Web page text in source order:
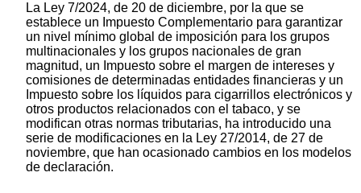
La Ley 7/2024, de 20 de diciembre, por la que se
establece un Impuesto Complementario para garantizar
un nivel mínimo global de imposición para los grupos
multinacionales y los grupos nacionales de gran
magnitud, un Impuesto sobre el margen de intereses y
comisiones de determinadas entidades financieras y un
Impuesto sobre los líquidos para cigarrillos electrónicos y
otros productos relacionados con el tabaco, y se
modifican otras normas tributarias, ha introducido una
serie de modificaciones en la Ley 27/2014, de 27 de
noviembre, que han ocasionado cambios en los modelos
de declaración.